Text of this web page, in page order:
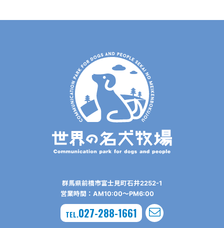
群⾺県前橋市富⼠⾒町⽯井2252-1
営業時間：AM10:00〜PM6:00
TEL.027-288-1661